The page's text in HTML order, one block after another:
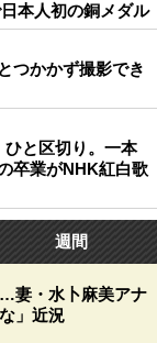
本人初の銅メダル
つかかず撮影でき
と区切り。一本
卒業がNHK紅白歌
週間
妻・水卜麻美アナ
」近況